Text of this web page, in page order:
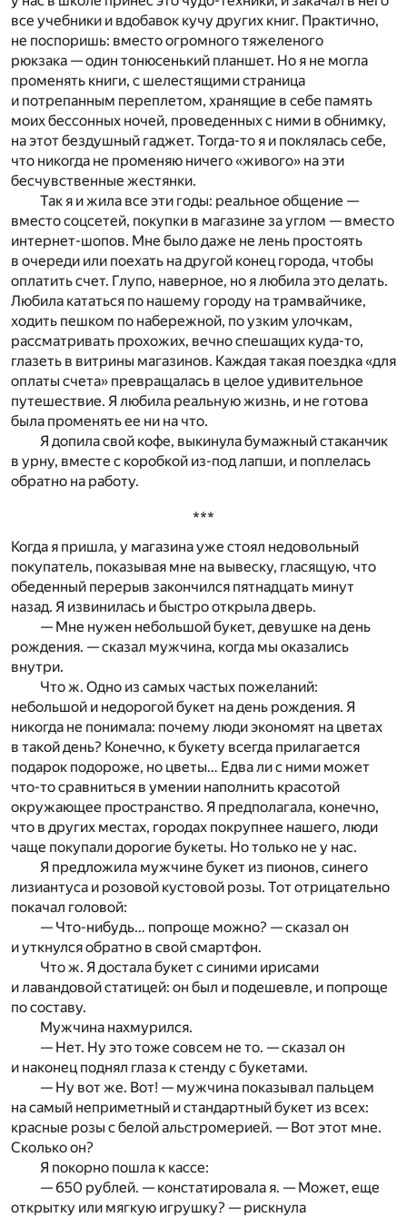
все учебники и вдобавок кучу других книг. Практично,
не поспоришь: вместо огромного тяжеленого
рюкзака — один тонюсенький планшет. Но я не могла
променять книги, с шелестящими страница
и потрепанным переплетом, хранящие в себе память
моих бессонных ночей, проведенных с ними в обнимку,
на этот бездушный гаджет. Тогда-то я и поклялась себе,
что никогда не променяю ничего «живого» на эти
бесчувственные жестянки.
Так я и жила все эти годы: реальное общение —
вместо соцсетей, покупки в магазине за углом — вместо
интернет-шопов. Мне было даже не лень простоять
в очереди или поехать на другой конец города, чтобы
оплатить счет. Глупо, наверное, но я любила это делать.
Любила кататься по нашему городу на трамвайчике,
ходить пешком по набережной, по узким улочкам,
рассматривать прохожих, вечно спешащих куда-то,
глазеть в витрины магазинов. Каждая такая поездка «для
оплаты счета» превращалась в целое удивительное
путешествие. Я любила реальную жизнь, и не готова
была променять ее ни на что.
Я допила свой кофе, выкинула бумажный стаканчик
в урну, вместе с коробкой из-под лапши, и поплелась
обратно на работу.
***
Когда я пришла, у магазина уже стоял недовольный
покупатель, показывая мне на вывеску, гласящую, что
обеденный перерыв закончился пятнадцать минут
назад. Я извинилась и быстро открыла дверь.
— Мне нужен небольшой букет, девушке на день
рождения. — сказал мужчина, когда мы оказались
внутри.
Что ж. Одно из самых частых пожеланий:
небольшой и недорогой букет на день рождения. Я
никогда не понимала: почему люди экономят на цветах
в такой день? Конечно, к букету всегда прилагается
подарок подороже, но цветы… Едва ли с ними может
что-то сравниться в умении наполнить красотой
окружающее пространство. Я предполагала, конечно,
что в других местах, городах покрупнее нашего, люди
чаще покупали дорогие букеты. Но только не у нас.
Я предложила мужчине букет из пионов, синего
лизиантуса и розовой кустовой розы. Тот отрицательно
покачал головой:
— Что-нибудь… попроще можно? — сказал он
и уткнулся обратно в свой смартфон.
Что ж. Я достала букет с синими ирисами
и лавандовой статицей: он был и подешевле, и попроще
по составу.
Мужчина нахмурился.
— Нет. Ну это тоже совсем не то. — сказал он
и наконец поднял глаза к стенду с букетами.
— Ну вот же. Вот! — мужчина показывал пальцем
на самый неприметный и стандартный букет из всех:
красные розы с белой альстромерией. — Вот этот мне.
Сколько он?
Я покорно пошла к кассе:
— 650 рублей. — констатировала я. — Может, еще
открытку или мягкую игрушку? — рискнула